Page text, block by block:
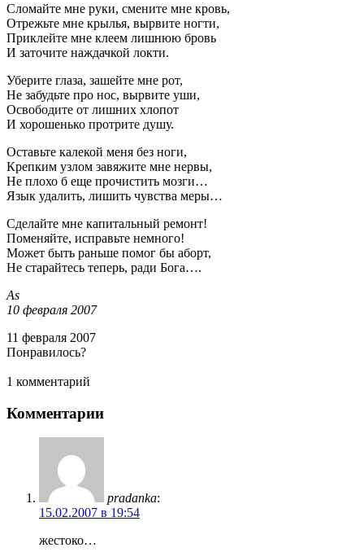
Сломайте мне руки, смените мне кровь,
Отрежьте мне крылья, вырвите ногти,
Приклейте мне клеем лишнюю бровь
И заточите наждачкой локти.
Уберите глаза, зашейте мне рот,
Не забудьте про нос, вырвите уши,
Освободите от лишних хлопот
И хорошенько протрите душу.
Оставьте калекой меня без ноги,
Крепким узлом завяжите мне нервы,
Не плохо б еще прочистить мозги…
Язык удалить, лишить чувства меры…
Сделайте мне капитальный ремонт!
Поменяйте, исправьте немного!
Может быть раньше помог бы аборт,
Не старайтесь теперь, ради Бога….
As
10 февраля 2007
11 февраля 2007
Понравилось?
1 комментарий
Комментарии
pradanka:
15.02.2007 в 19:54
жестоко…